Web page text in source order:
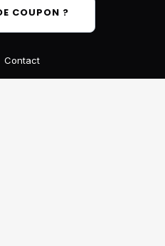
COUPON ?
Contact